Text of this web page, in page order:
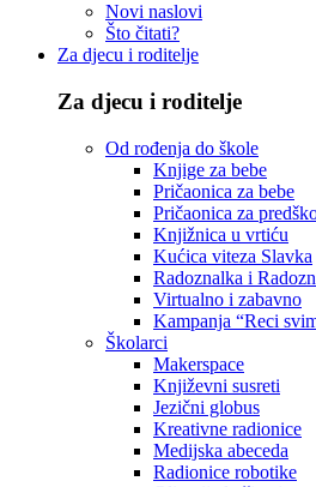
Novi naslovi
Što čitati?
Za djecu i roditelje
Za djecu i roditelje
Od rođenja do škole
Knjige za bebe
Pričaonica za bebe
Pričaonica za
Knjižnica u vrtiću
Kućica viteza Slavka
Radoznalka i
Virtualno i zabavno
Kampanja “Reci
Školarci
Makerspace
Književni susreti
Jezični globus
Kreativne radionice
Medijska abeceda
Radionice robotike